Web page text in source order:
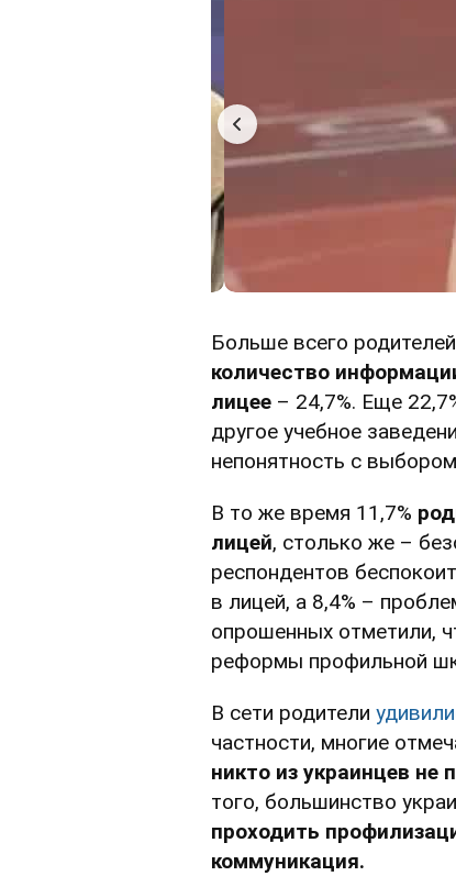
Больше всего родителей
количество
лицее – 24,7%. Еще
другое учебное
непонятность с
В то же время 11,7%
лицей, столько же –
респондентов
в лицей, а 8,4% –
опрошенных отметили,
реформы профильной
В сети родители
частности, многие
никто из украинцев
того, большинство
проходить
коммуникация.